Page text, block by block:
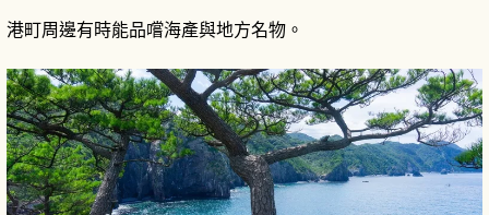
港町周邊有時能品嚐海產與地方名物。